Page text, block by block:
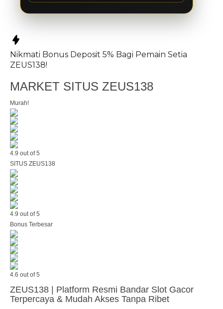
Nikmati Bonus Deposit 5% Bagi Pemain Setia
ZEUS138!
MARKET SITUS ZEUS138
Murah!
4.9 out of 5
SITUS ZEUS138
4.9 out of 5
Bonus Terbesar
4.6 out of 5
ZEUS138 | Platform Resmi Bandar Slot Gacor
Terpercaya & Mudah Akses Tanpa Ribet